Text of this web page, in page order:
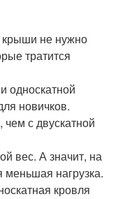
крыши не нужно
тратится
односкатной
новичков.
с двускатной
вес. А значит, на
нагрузка.
кровля